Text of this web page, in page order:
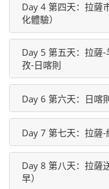
Day 4 第四天：拉薩
化體驗）
Day 5 第五天：拉薩
孜-日喀則
Day 6 第六天：日喀
Day 7 第七天：拉薩
Day 8 第八天：拉薩
早）